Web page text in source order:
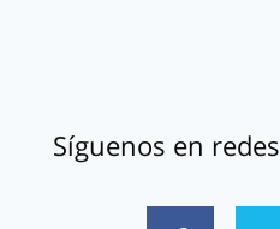
Síguenos en redes